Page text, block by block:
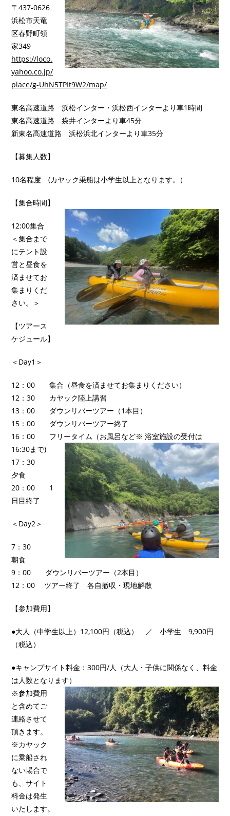
〒437-0626
浜松市天竜
区春野町領
家349
https://loco.
yahoo.co.jp/
place/g-UhN5TPIt9W2/map/
東名高速道路 浜松インター・浜松西インターより車1時間
東名高速道路 袋井インターより車45分
新東名高速道路 浜松浜北インターより車35分
【募集人数】
10名程度 (カヤック乗船は小学生以上となります。）
【集合時間】
12:00集合
＜集合まで
にテント設
営と昼食を
済ませてお
集まりくだ
さい。＞
【ツアース
ケジュール】
＜Day1＞
12：00 集合（昼食を済ませてお集まりください）
12：30 カヤック陸上講習
13：00 ダウンリバーツアー（1本目）
15：00 ダウンリバーツアー終了
16：00 フリータイム（お風呂など※ 浴室施設の受付は
16:30まで)
17：30
夕食
20：00 1
日目終了
＜Day2＞
7：30
朝食
9：00 ダウンリバーツアー（2本目）
12：00 ツアー終了 各自撤収・現地解散
【参加費用】
●大人（中学生以上）12,100円（税込） ／ 小学生 9,900円
（税込）
●キャンプサイト料金：300円/人（大人・子供に関係なく、料金
は人数となります）
※参加費用
と含めてご
連絡させて
頂きます。
※カヤック
に乗船され
ない場合で
も、サイト
料金は発生
いたします。